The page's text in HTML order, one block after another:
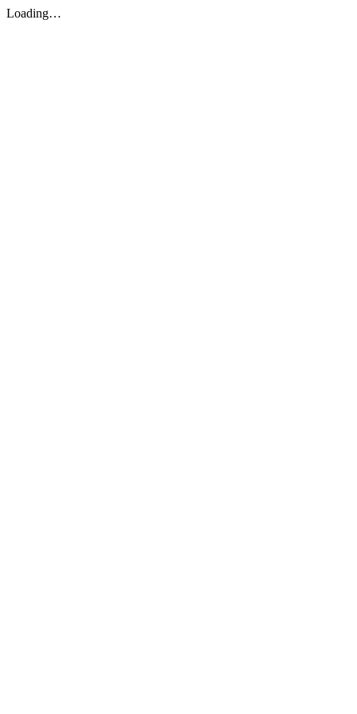
Loading…